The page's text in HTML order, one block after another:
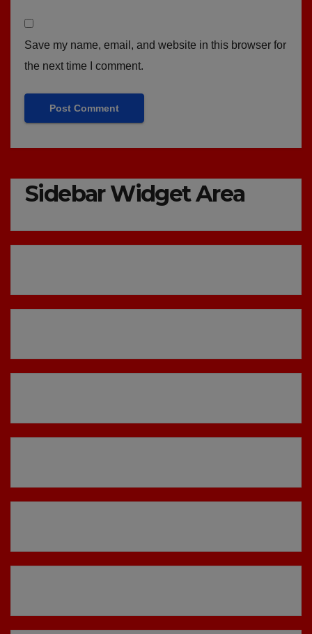
Save my name, email, and website in this browser for
the next time I comment.
Sidebar Widget Area